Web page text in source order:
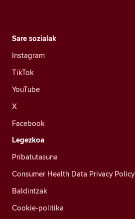
Sare sozialak
Instagram
TikTok
YouTube
X
Facebook
Legezkoa
Pribatutasuna
Consumer Health Data Privacy Policy
Baldintzak
Cookie-politika